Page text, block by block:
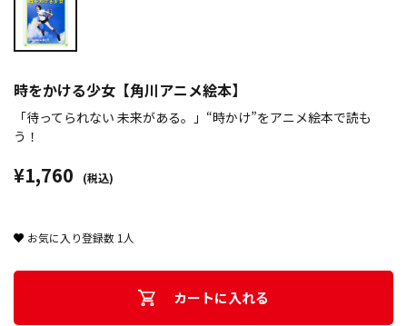
時をかける少女【角川アニメ絵本】
「待ってられない 未来がある。」“時かけ”をアニメ絵本で読も
う！
¥1,760 (税込)
お気に入り登録数 1 人
カートに入れる